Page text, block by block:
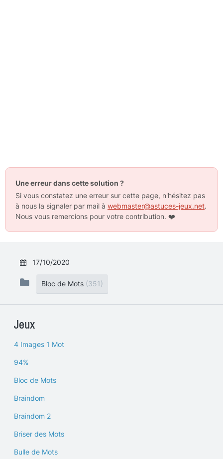
Une erreur dans cette solution ?
Si vous constatez une erreur sur cette page, n'hésitez pas
à nous la signaler par mail à webmaster@astuces-jeux.net.
Nous vous remercions pour votre contribution. ❤️
17/10/2020
Bloc de Mots (351)
Jeux
4 Images 1 Mot
94%
Bloc de Mots
Braindom
Braindom 2
Briser des Mots
Bulle de Mots